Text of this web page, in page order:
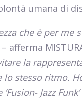
umana di
che è per me
– afferma
la
lo stesso ritmo.
Jazz